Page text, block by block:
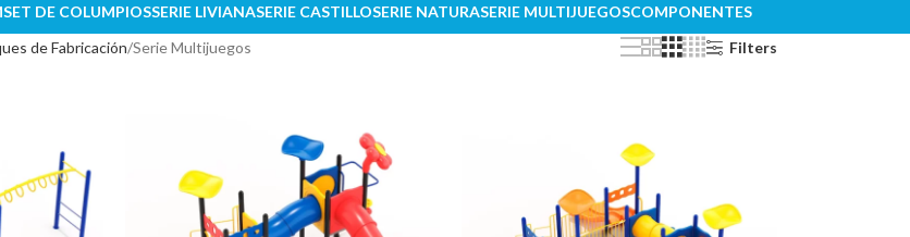
SET DE COLUMPIOSSERIE LIVIANASERIE CASTILLOSERIE NATURASERIE MULTIJUEGOSCOMPONENTES
de Fabricación Serie Multijuegos Filters